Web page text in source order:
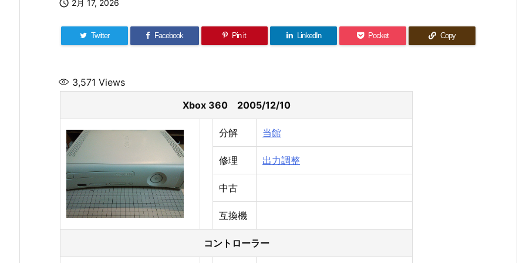
 2月 17, 2026
Twitter Facebook Pin it LinkedIn Pocket Copy
3,571 Views
Xbox 360 2005/12/10
分解 当館
修理 出力調整
中古
互換機
コントローラー